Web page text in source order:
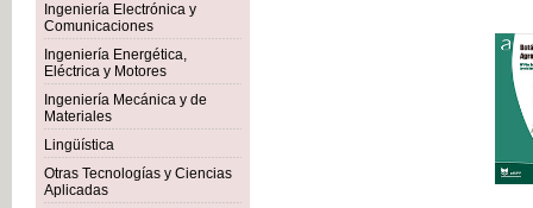
Ingeniería Electrónica y
Comunicaciones
Ingeniería Energética,
Eléctrica y Motores
Ingeniería Mecánica y de
Materiales
Lingüística
Otras Tecnologías y Ciencias
Aplicadas
VAT